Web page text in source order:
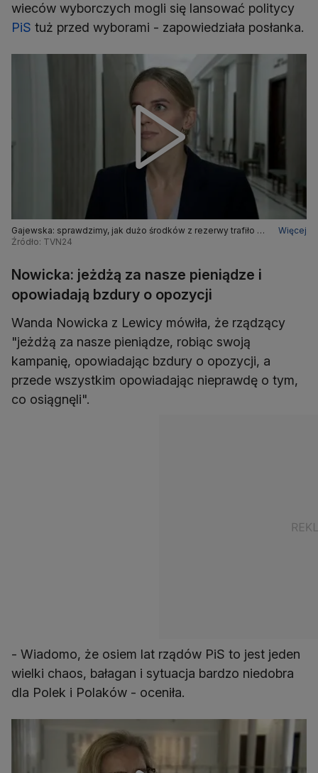
wieców wyborczych mogli się lansować politycy
PiS tuż przed wyborami - zapowiedziała posłanka.
Gajewska: sprawdzimy, jak dużo środków z rezerwy trafiło na
to, by politycy PiS mogli się lansować
Więcej
Źródło: TVN24
Nowicka: jeżdżą za nasze pieniądze i
opowiadają bzdury o opozycji
Wanda Nowicka z Lewicy mówiła, że rządzący
"jeżdżą za nasze pieniądze, robiąc swoją
kampanię, opowiadając bzdury o opozycji, a
przede wszystkim opowiadając nieprawdę o tym,
co osiągnęli".
- Wiadomo, że osiem lat rządów PiS to jest jeden
wielki chaos, bałagan i sytuacja bardzo niedobra
dla Polek i Polaków - oceniła.